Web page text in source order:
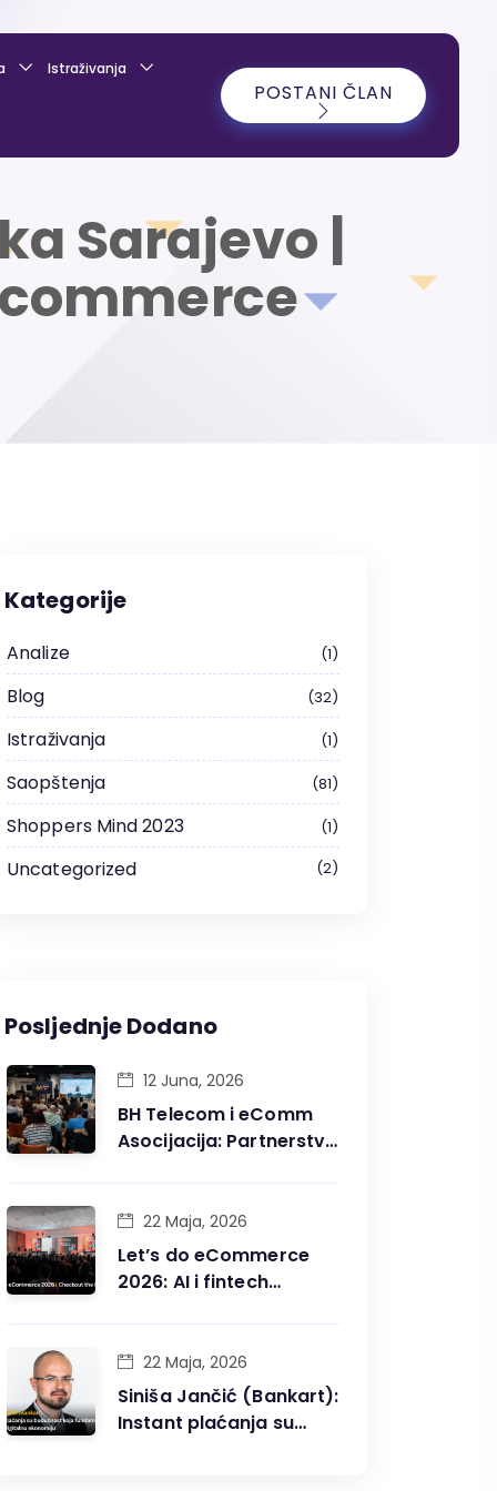
Istraživanja
POSTANI ČLAN
Sarajevo |
Kategorije
Analize 1
Blog 32
Istraživanja 1
Saopštenja 81
Shoppers Mind 2023 1
Uncategorized 2
Posljednje Dodano
BH Telecom i eComm
Asocijacija: Partnerstvo
12 Juna, 2026
Let’s do eCommerce
2026: AI i fintech
trgovine u BiH
22 Maja, 2026
Siniša Jančić (Bankart):
Instant plaćanja su
22 Maja, 2026